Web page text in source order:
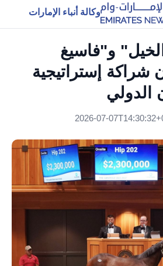
وكالة أنباء الإمارات
و"فاسيغ
شراكة إستراتيجية
الدولي
2026-07-